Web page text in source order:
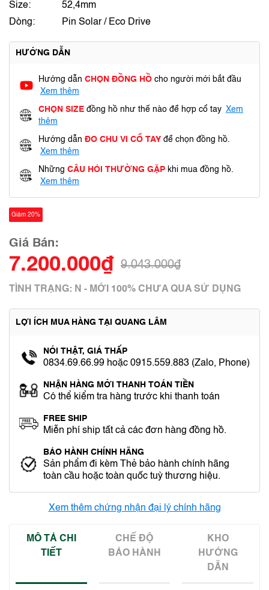
Size:
52,4mm
Dòng:
Pin Solar / Eco Drive
HƯỚNG DẪN
Hướng dẫn CHỌN ĐỒNG HỒ cho người mới bắt đầu
Xem thêm
CHỌN SIZE đồng hồ như thế nào để hợp cổ tay Xem
thêm
Hướng dẫn ĐO CHU VI CỔ TAY để chọn đồng hồ.
Xem thêm
Những CÂU HỎI THƯỜNG GẶP khi mua đồng hồ.
Xem thêm
Giảm 20%
Giá Bán:
7.200.000₫ 9.043.000₫
TÌNH TRẠNG: N - MỚI 100% CHƯA QUA SỬ DỤNG
LỢI ÍCH MUA HÀNG TẠI QUANG LÂM
NÓI THẬT, GIÁ THẤP
0834.69.66.99 hoặc 0915.559.883 (Zalo, Phone)
NHẬN HÀNG MỚI THANH TOÁN TIỀN
Có thể kiểm tra hàng trước khi thanh toán
FREE SHIP
Miễn phí ship tất cả các đơn hàng đồng hồ.
BẢO HÀNH CHÍNH HÃNG
Sản phẩm đi kèm Thẻ bảo hành chính hãng
toàn cầu hoặc toàn quốc tuỳ thương hiệu.
Xem thêm chứng nhận đại lý chính hãng
MÔ TẢ CHI
TIẾT
CHẾ ĐỘ
BẢO HÀNH
KHO
HƯỚNG
DẪN